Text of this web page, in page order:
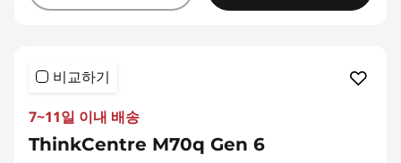
비교하기
7~11일 이내 배송
ThinkCentre M70q Gen 6